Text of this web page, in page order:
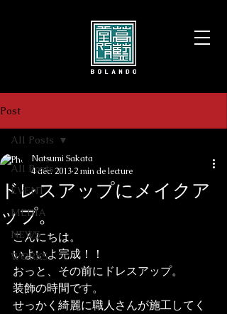
Post
All Posts
EVENT
MEDIA
NEWS
WORKS
All Posts
ドレスアップにメイクア
ップ。
Natsumi Sakata
4 déc. 2013 2 min de lecture
こんにちは。
いよいよ完成！！
おっと、その前にドレスアップ。
装飾の時間です。
せっかく綺麗に職人さんが施工してく